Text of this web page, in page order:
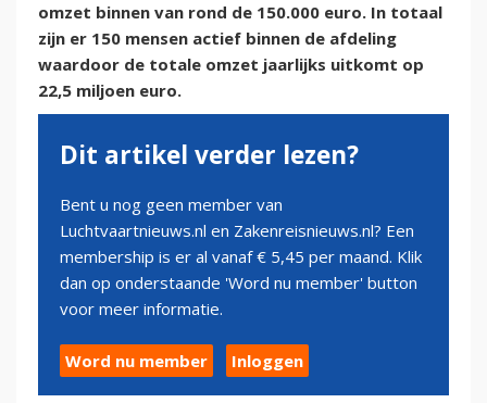
omzet binnen van rond de 150.000 euro. In totaal
zijn er 150 mensen actief binnen de afdeling
waardoor de totale omzet jaarlijks uitkomt op
22,5 miljoen euro.
Dit artikel verder lezen?
Bent u nog geen member van
Luchtvaartnieuws.nl en Zakenreisnieuws.nl? Een
membership is er al vanaf € 5,45 per maand. Klik
dan op onderstaande 'Word nu member' button
voor meer informatie.
Word nu member Inloggen